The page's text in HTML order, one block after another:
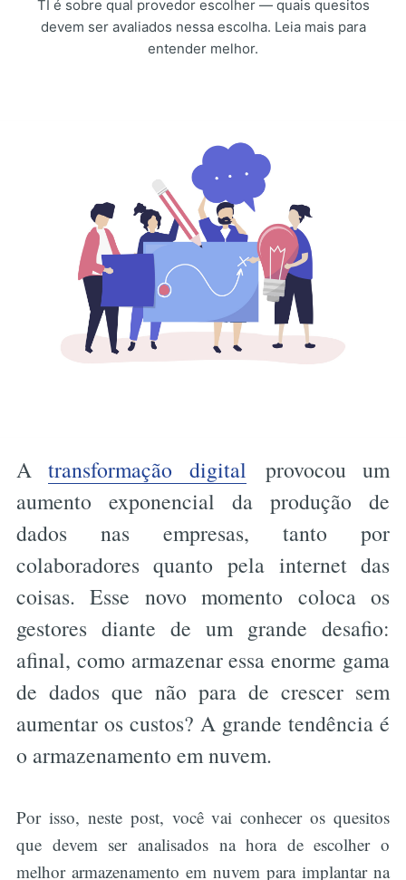
TI é sobre qual provedor escolher — quais quesitos
devem ser avaliados nessa escolha. Leia mais para
entender melhor.
Atransformação digital provocou um
aumento exponencial da produção de
dados nas empresas, tanto por
colaboradores quanto pela internet das
coisas. Esse novo momento coloca os
gestores diante de um grande desafio:
afinal, como armazenar essa enorme gama
de dados que não para de crescer sem
aumentar os custos? A grande tendência é
o armazenamento em nuvem.
Por isso, neste post, você vai conhecer os quesitos
que devem ser analisados na hora de escolher o
melhor armazenamento em nuvem para implantar na